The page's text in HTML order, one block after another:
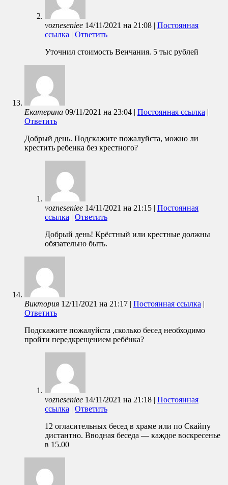
vozneseniee 14/11/2021 на 21:08 | Постоянная
ссылка | Ответить
Уточнил стоимость Венчания. 5 тыс рублей
Екатерина 09/11/2021 на 23:04 | Постоянная ссылка |
Ответить
Добрый день. Подскажите пожалуйста, можно ли
крестить ребенка без крестного?
vozneseniee 14/11/2021 на 21:15 | Постоянная
ссылка | Ответить
Добрый день! Крёстный или крестные должны
обязательно быть.
Виктория 12/11/2021 на 21:17 | Постоянная ссылка |
Ответить
Подскажите пожалуйста ,сколько бесед необходимо
пройти передкрещением ребёнка?
vozneseniee 14/11/2021 на 21:18 | Постоянная
ссылка | Ответить
12 огласительных бесед в храме или по Скайпу
дистантно. Вводная беседа — каждое воскресенье
в 15.00